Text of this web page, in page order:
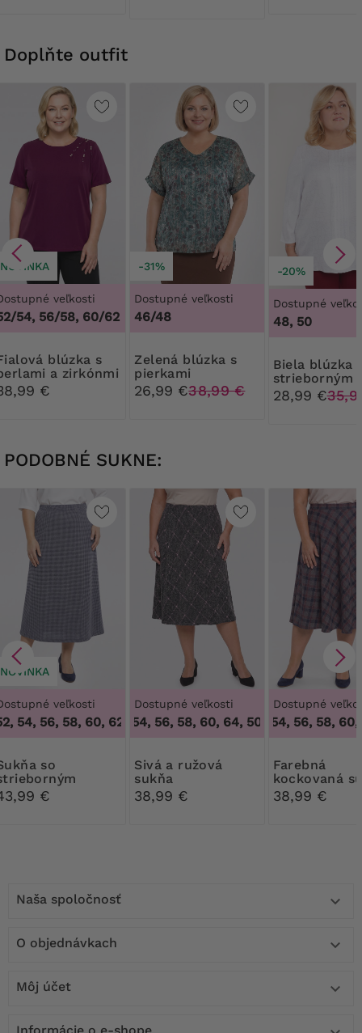
Doplňte outfit
NOVINKA
veľkosti
54, 56/58, 60/62
s
a zirkónmi
€
-31%
Dostupné veľkosti
46/48
Zelená blúzka s
pierkami
26,99 €38,99 €
-20%
Dostupné
48, 50
Biela blúzka so
strieborným
vzorom
28,99 €
PODOBNÉ SUKNE:
NOVINKA
veľkosti
54, 56, 58, 60, 62, 64,48, 50, 52, 54, 56, 58, 60, 62, 64
so
pepita
€
Dostupné veľkosti
50, 52, 54, 56, 58, 60, 64,50, 52, 54, 56, 58,
Sivá a ružová
sukňa
38,99 €
Dostupné
50, 52, 54, 56, 58, 60,
Farebná
kockovaná
38,99 €
Naša spoločnosť 
O objednávkach 
Môj účet 